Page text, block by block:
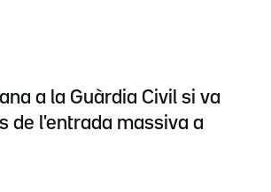
a la Guàrdia Civil si va
de l'entrada massiva a